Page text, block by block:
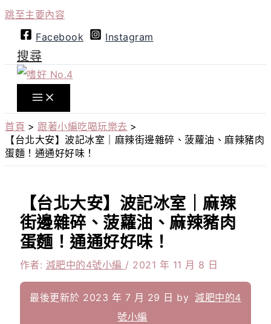
跳至主要內容
Facebook
Instagram
搜尋
首頁
跟著小編吃喝玩樂去
【台北大安】波記冰室｜麻辣街邊雜碎、菠蘿油、麻辣豬肉
蛋麵！通通好好味！
【台北大安】波記冰室｜麻辣
街邊雜碎、菠蘿油、麻辣豬肉
蛋麵！通通好好味！
作者: 減肥中的4號小編 / 2021 年 11 月 8 日
最後更新於 2023 年 7 月 29 日 by 減肥中的4
號小編